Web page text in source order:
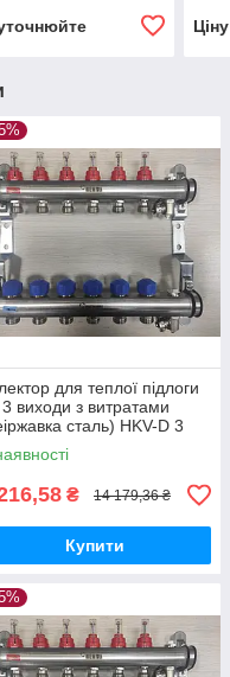
для теплої підлоги
виходи з витратами
сталь) HKV-D 3
₴ 14 179,36 ₴
Купити